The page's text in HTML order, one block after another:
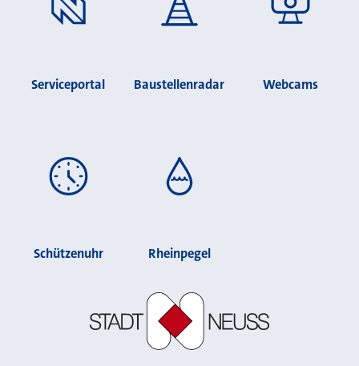
Serviceportal Baustellenradar Webcams
Schützenuhr Rheinpegel